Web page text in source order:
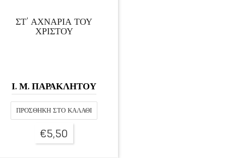
ΣΤ’ ΑΧΝΑΡΙΑ ΤΟΥ
ΧΡΙΣΤΟΥ
Ι. Μ. ΠΑΡΑΚΛΗΤΟΥ
ΠΡΟΣΘΉΚΗ ΣΤΟ ΚΑΛΆΘΙ
€5,50